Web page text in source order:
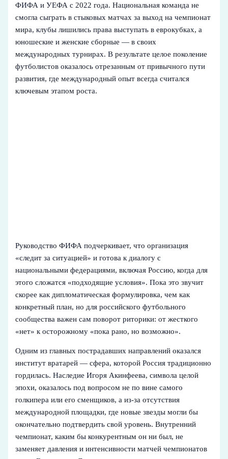
ФИФА и УЕФА с 2022 года. Национальная команда не
смогла сыграть в стыковых матчах за выход на чемпионат
мира, клубы лишились права выступать в еврокубках, а
юношеские и женские сборные — в своих
международных турнирах. В результате целое поколение
футболистов оказалось отрезанным от привычного пути
развития, где международный опыт всегда считался
ключевым этапом роста.
Руководство ФИФА подчеркивает, что организация
«следит за ситуацией» и готова к диалогу с
национальными федерациями, включая Россию, когда для
этого сложатся «подходящие условия». Пока это звучит
скорее как дипломатическая формулировка, чем как
конкретный план, но для российского футбольного
сообщества важен сам поворот риторики: от жесткого
«нет» к осторожному «пока рано, но возможно».
Одним из главных пострадавших направлений оказался
институт вратарей — сфера, которой Россия традиционно
гордилась. Наследие Игоря Акинфеева, символа целой
эпохи, оказалось под вопросом не по вине самого
голкипера или его сменщиков, а из-за отсутствия
международной площадки, где новые звезды могли бы
окончательно подтвердить свой уровень. Внутренний
чемпионат, каким бы конкурентным он ни был, не
заменяет давления и интенсивности матчей чемпионатов